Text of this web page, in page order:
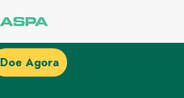
Doe Agora